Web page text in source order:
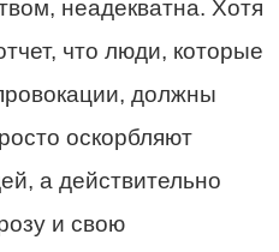
неадекватна. Хотя
что люди, которые
должны
оскорбляют
а действительно
и свою